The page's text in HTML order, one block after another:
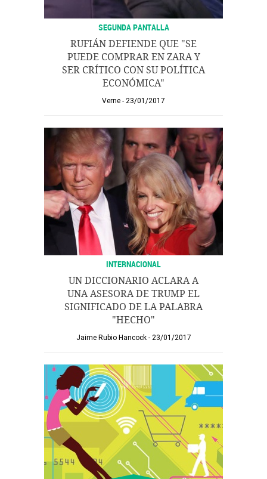
SEGUNDA PANTALLA
RUFIÁN DEFIENDE QUE "SE
PUEDE COMPRAR EN ZARA Y
SER CRÍTICO CON SU POLÍTICA
ECONÓMICA"
Verne 23/01/2017
INTERNACIONAL
UN DICCIONARIO ACLARA A
UNA ASESORA DE TRUMP EL
SIGNIFICADO DE LA PALABRA
"HECHO"
Jaime Rubio Hancock 23/01/2017